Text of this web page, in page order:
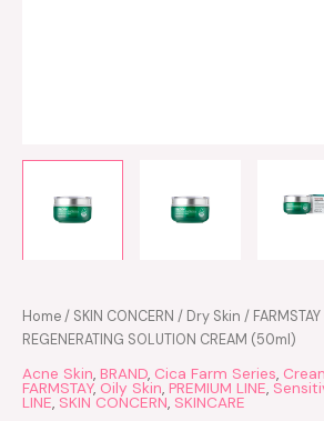
Home/ SKIN CONCERN / Dry Skin /
REGENERATING SOLUTION CREAM (50ml)
Acne Skin, BRAND, Cica Farm Series,
FARMSTAY, Oily Skin, PREMIUM LINE,
LINE, SKIN CONCERN, SKINCARE